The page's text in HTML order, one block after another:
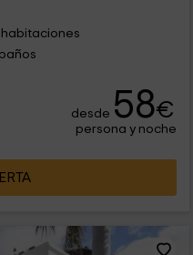
habitaciones
desde 58€
persona y noche